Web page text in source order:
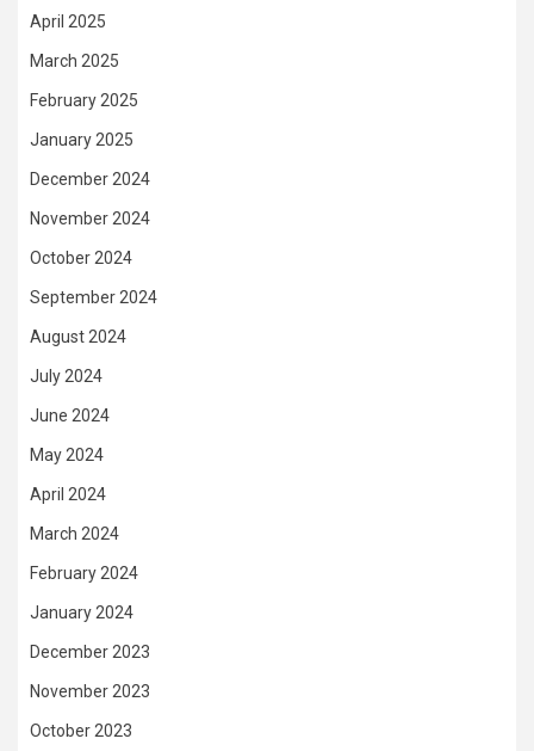
April 2025
March 2025
February 2025
January 2025
December 2024
November 2024
October 2024
September 2024
August 2024
July 2024
June 2024
May 2024
April 2024
March 2024
February 2024
January 2024
December 2023
November 2023
October 2023